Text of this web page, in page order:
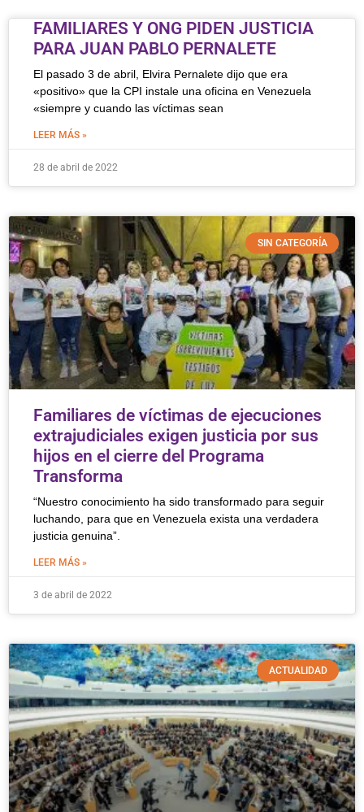
FAMILIARES Y ONG PIDEN JUSTICIA
PARA JUAN PABLO PERNALETE
El pasado 3 de abril, Elvira Pernalete dijo que era
«positivo» que la CPI instale una oficina en Venezuela
«siempre y cuando las víctimas sean
LEER MÁS »
28 de abril de 2022
SIN CATEGORÍA
Familiares de víctimas de ejecuciones
extrajudiciales exigen justicia por sus
hijos en el cierre del Programa
Transforma
“Nuestro conocimiento ha sido transformado para seguir
luchando, para que en Venezuela exista una verdadera
justicia genuina”.
LEER MÁS »
3 de abril de 2022
ACTUALIDAD